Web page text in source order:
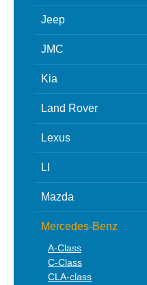
Jeep
JMC
Kia
Land Rover
Lexus
LI
Mazda
Mercedes-Benz
A-Class
C-Class
CLA-class